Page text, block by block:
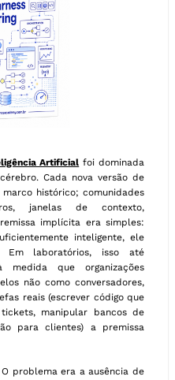
Artificial foi dominada
Cada nova versão de
histórico; comunidades
janelas de contexto,
implícita era simples:
inteligente, ele
Em laboratórios, isso até
medida que organizações
não como conversadores,
reais (escrever código que
manipular bancos de
para clientes) a premissa
problema era a ausência de